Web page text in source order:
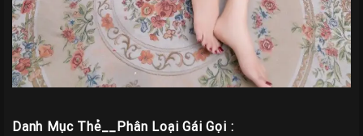
Danh Mục Thẻ__Phân Loại Gái Gọi :